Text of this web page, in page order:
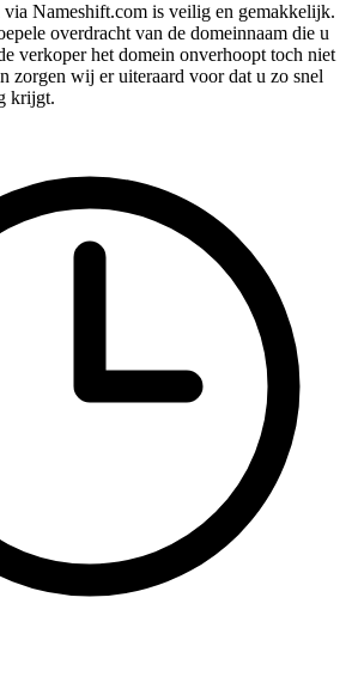
Nameshift.com is veilig en gemakkelijk.
overdracht van de domeinnaam die u
verkoper het domein onverhoopt toch niet
zorgen wij er uiteraard voor dat u zo snel
krijgt.